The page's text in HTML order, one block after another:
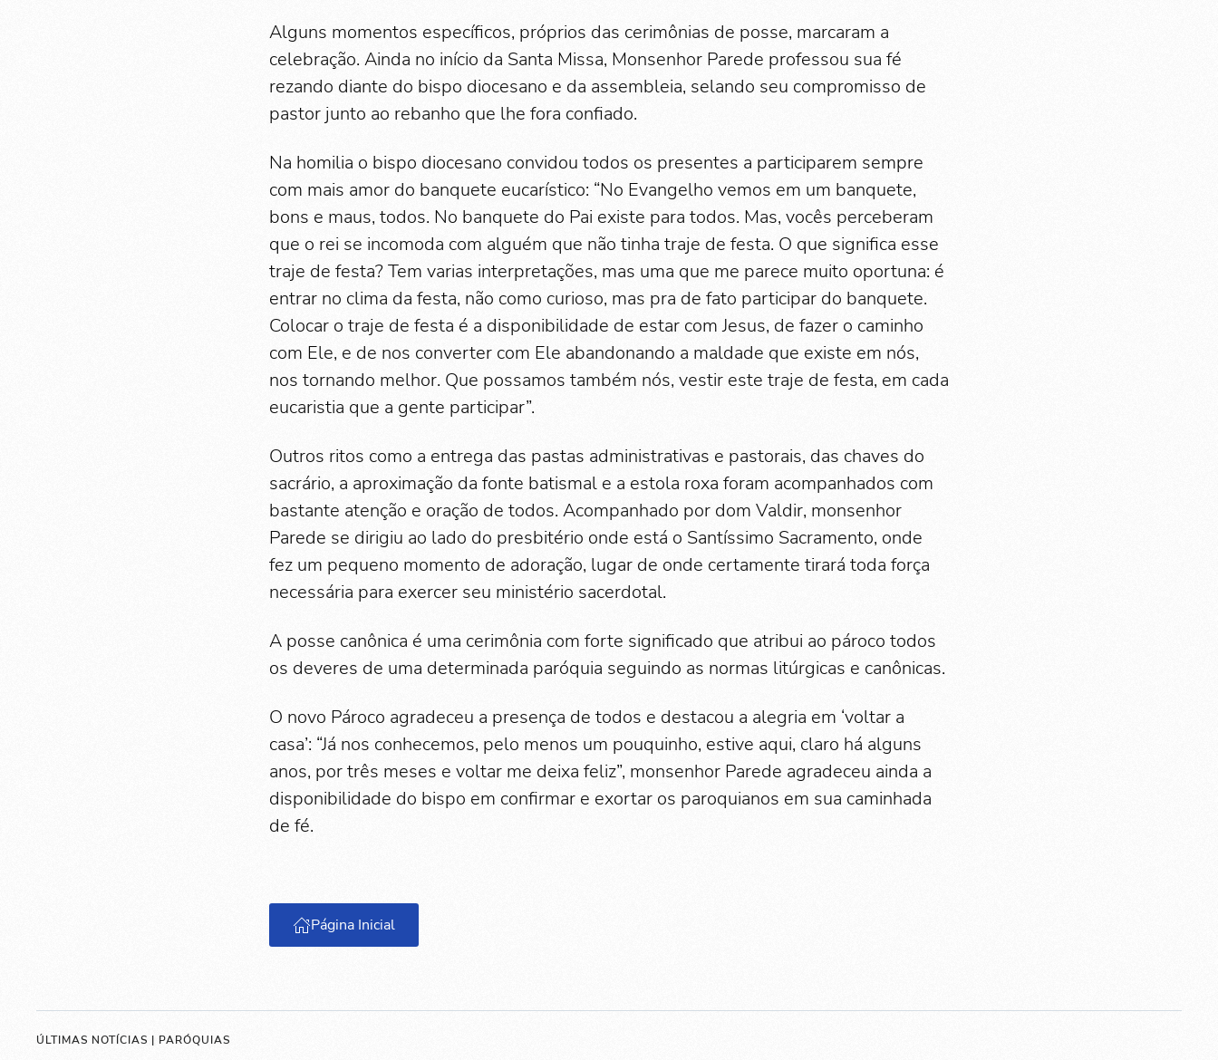
Alguns momentos específicos, próprios das cerimônias de posse, marcaram a
celebração. Ainda no início da Santa Missa, Monsenhor Parede professou sua fé
rezando diante do bispo diocesano e da assembleia, selando seu compromisso de
pastor junto ao rebanho que lhe fora confiado.
Na homilia o bispo diocesano convidou todos os presentes a participarem sempre
com mais amor do banquete eucarístico: “No Evangelho vemos em um banquete,
bons e maus, todos. No banquete do Pai existe para todos. Mas, vocês perceberam
que o rei se incomoda com alguém que não tinha traje de festa. O que significa esse
traje de festa? Tem varias interpretações, mas uma que me parece muito oportuna: é
entrar no clima da festa, não como curioso, mas pra de fato participar do banquete.
Colocar o traje de festa é a disponibilidade de estar com Jesus, de fazer o caminho
com Ele, e de nos converter com Ele abandonando a maldade que existe em nós,
nos tornando melhor. Que possamos também nós, vestir este traje de festa, em cada
eucaristia que a gente participar”.
Outros ritos como a entrega das pastas administrativas e pastorais, das chaves do
sacrário, a aproximação da fonte batismal e a estola roxa foram acompanhados com
bastante atenção e oração de todos. Acompanhado por dom Valdir, monsenhor
Parede se dirigiu ao lado do presbitério onde está o Santíssimo Sacramento, onde
fez um pequeno momento de adoração, lugar de onde certamente tirará toda força
necessária para exercer seu ministério sacerdotal.
A posse canônica é uma cerimônia com forte significado que atribui ao pároco todos
os deveres de uma determinada paróquia seguindo as normas litúrgicas e canônicas.
O novo Pároco agradeceu a presença de todos e destacou a alegria em ‘voltar a
casa’: “Já nos conhecemos, pelo menos um pouquinho, estive aqui, claro há alguns
anos, por três meses e voltar me deixa feliz”, monsenhor Parede agradeceu ainda a
disponibilidade do bispo em confirmar e exortar os paroquianos em sua caminhada
de fé.
Página Inicial
ÚLTIMAS NOTÍCIAS | PARÓQUIAS